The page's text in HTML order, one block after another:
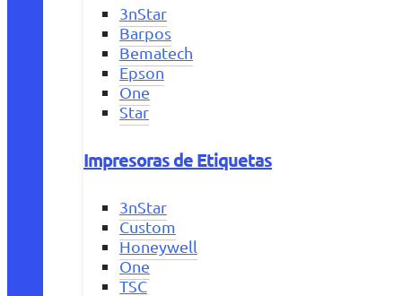
3nStar
Barpos
Bematech
Epson
One
Star
Impresoras de Etiquetas
3nStar
Custom
Honeywell
One
TSC